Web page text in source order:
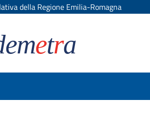
della Regione Emilia-Romagna
etra